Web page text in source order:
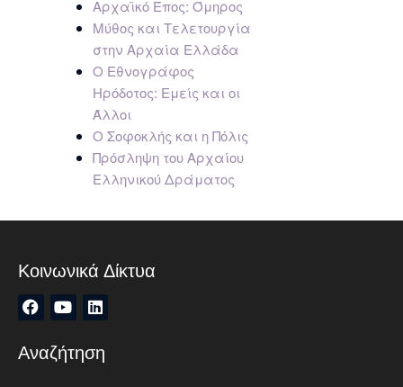
Αρχαϊκό Έπος: Όμηρος
Μύθος και Τελετουργία
στην Αρχαία Ελλάδα
Ο Εθνογράφος
Ηρόδοτος: Εμείς και οι
Άλλοι
Ο Σοφοκλής και η Πόλις
Πρόσληψη του Αρχαίου
Ελληνικού Δράματος
Κοινωνικά Δίκτυα
Αναζήτηση